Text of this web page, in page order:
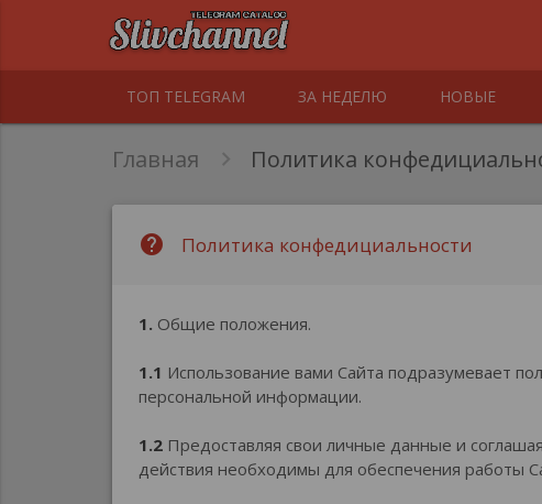
ТОП TELEGRAM ЗА НЕДЕЛЮ НОВЫЕ
Главная Политика
help Политика конфедициальности
1. Общие положения.
1.1 Использование вами Сайта подразумевает
персональной информации.
1.2 Предоставляя свои личные данные и
действия необходимы для обеспечения работы